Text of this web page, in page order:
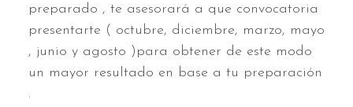
preparado , te asesorará a que convocatoria
presentarte ( octubre, diciembre, marzo, mayo
, junio y agosto )para obtener de este modo
un mayor resultado en base a tu preparación
.